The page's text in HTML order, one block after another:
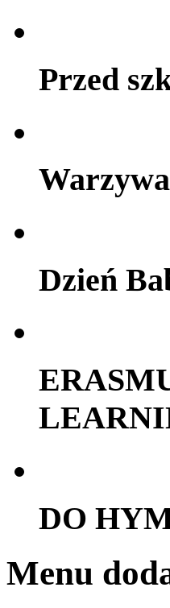
Przed
Dzień
DO
Menu